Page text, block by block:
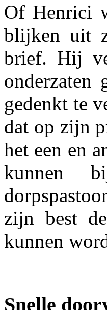
Of Henrici
blijken uit
brief. Hij
onderzaten
gedenkt te
dat op zijn
het een en
kunnen
zijn best
kunnen
Snelle